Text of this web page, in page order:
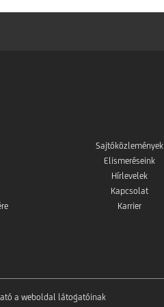
Sajtóközlemények
Elismeréseink
Hírlevelek
Kapcsolat
Karrier
a weboldal látogatóinak